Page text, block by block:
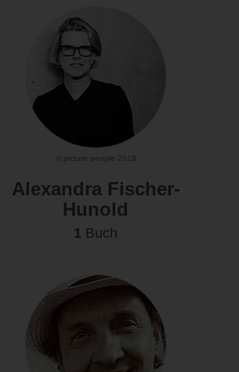
© picture people 2018
Alexandra Fischer-
Hunold
1 Buch